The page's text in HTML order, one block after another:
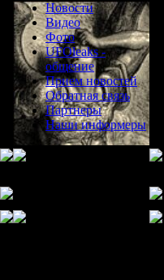
Новости
Видео
Фото
UFOleaks -
общение
Прием новостей
Обратная связь
Партнеры
Наши информеры